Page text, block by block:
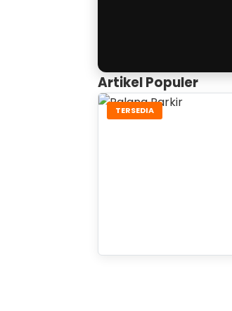
Artikel Populer
TERSEDIA